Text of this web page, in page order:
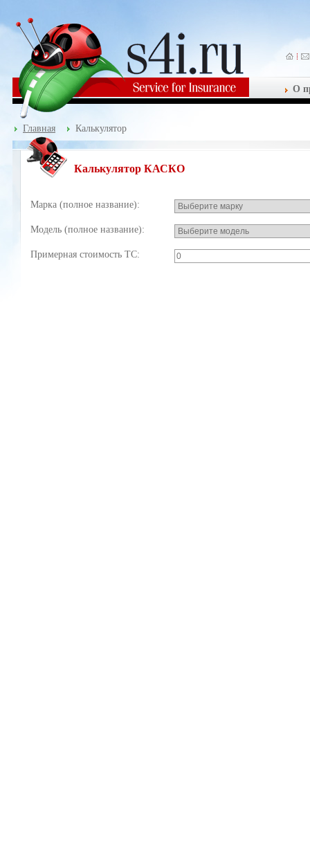
О
Главная Калькулятор
Калькулятор КАСКО
Марка (полное название):
Модель (полное название):
Примерная стоимость ТС: